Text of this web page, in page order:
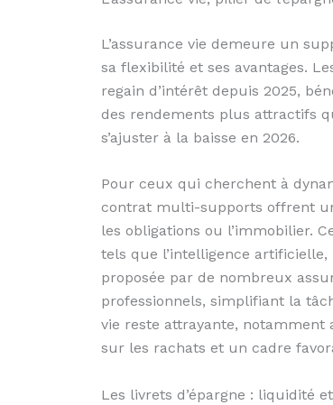
L’assurance vie demeure un
sa flexibilité et ses avantages.
regain d’intérêt depuis 2025,
des rendements plus attractifs
s’ajuster à la baisse en 2026.
Pour ceux qui cherchent à
contrat multi-supports offrent
les obligations ou l’immobilier.
tels que l’intelligence
proposée par de nombreux
professionnels, simplifiant la
vie reste attrayante, notamment
sur les rachats et un cadre
Les livrets d’épargne : liquidité